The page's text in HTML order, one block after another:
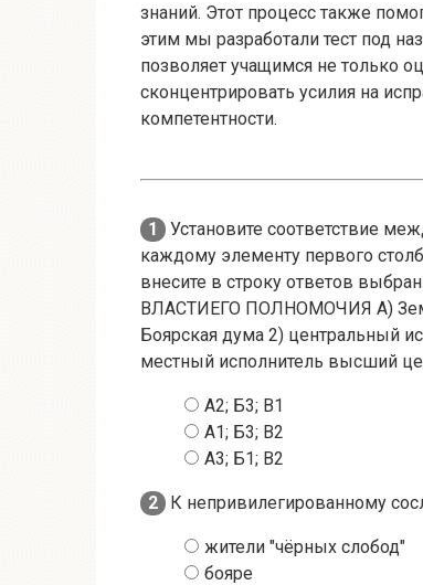
знаний. Этот процесс также
этим мы разработали тест под
позволяет учащимся не только
сконцентрировать усилия на
компетентности.
1
Установите соответствие
каждому элементу первого
внесите в строку ответов
ВЛАСТИЕГО ПОЛНОМОЧИЯ А)
Боярская дума 2) центральный
местный исполнитель высший
А2; Б3; В1
А1; Б3; В2
А3; Б1; В2
2 К непривилегированному
жители "чёрных слобод"
бояре